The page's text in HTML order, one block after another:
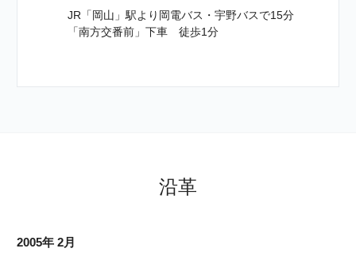
多摩モノレール「多摩センター」駅下車 徒歩6分
JR「岡山」駅より岡電バス・宇野バスで15分
「南方交番前」下車 徒歩1分
沿革
2005年 2月